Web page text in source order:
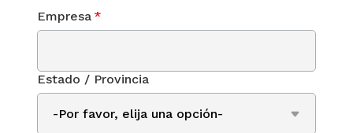
Empresa *
Estado / Provincia